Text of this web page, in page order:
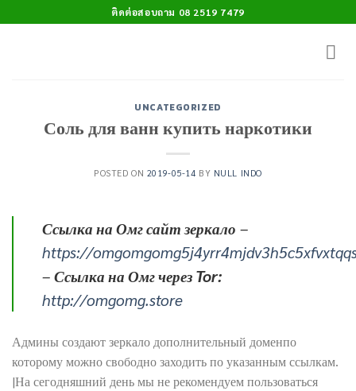
to
ติดต่อสอบถาม 08 2519 7479
UNCATEGORIZED
Соль для ванн купить наркотики
POSTED ON 2019-05-14 BY NULL INDO
Ссылка на Омг сайт зеркало –
https://
– Ссылка на Омг через Tor:
http://omgomg.store
Админы создают зеркало дополнительный доменпо
которому можно свободно заходить по указанным ссылкам.
|На сегодняшний день мы не рекомендуем пользоваться